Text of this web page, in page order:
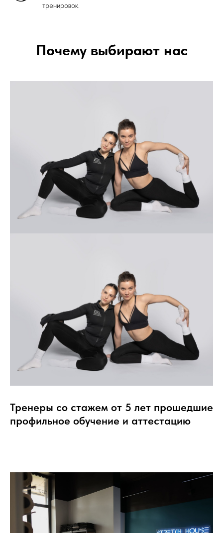
тренировок.
Почему выбирают нас
Тренеры со стажем от 5 лет прошедшие
профильное обучение и аттестацию